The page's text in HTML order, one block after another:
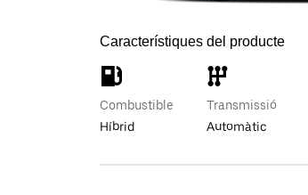
Característiques del producte
Combustible
Híbrid
Transmissió
Automàtic